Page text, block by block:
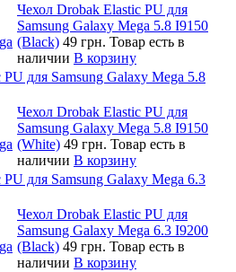
Чехол Drobak Elastic PU для
Samsung Galaxy Mega 5.8 I9150
(Black) 49 грн. Товар есть в
наличии В корзину
для Samsung Galaxy Mega 5.8
Чехол Drobak Elastic PU для
Samsung Galaxy Mega 5.8 I9150
(White) 49 грн. Товар есть в
наличии В корзину
для Samsung Galaxy Mega 6.3
Чехол Drobak Elastic PU для
Samsung Galaxy Mega 6.3 I9200
(Black) 49 грн. Товар есть в
наличии В корзину